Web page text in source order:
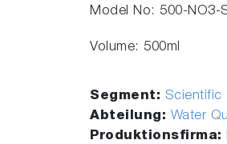
Model No: 500-NO3-
Volume: 500ml
Segment: Scientific
Abteilung: Water
Produktionsfirma: